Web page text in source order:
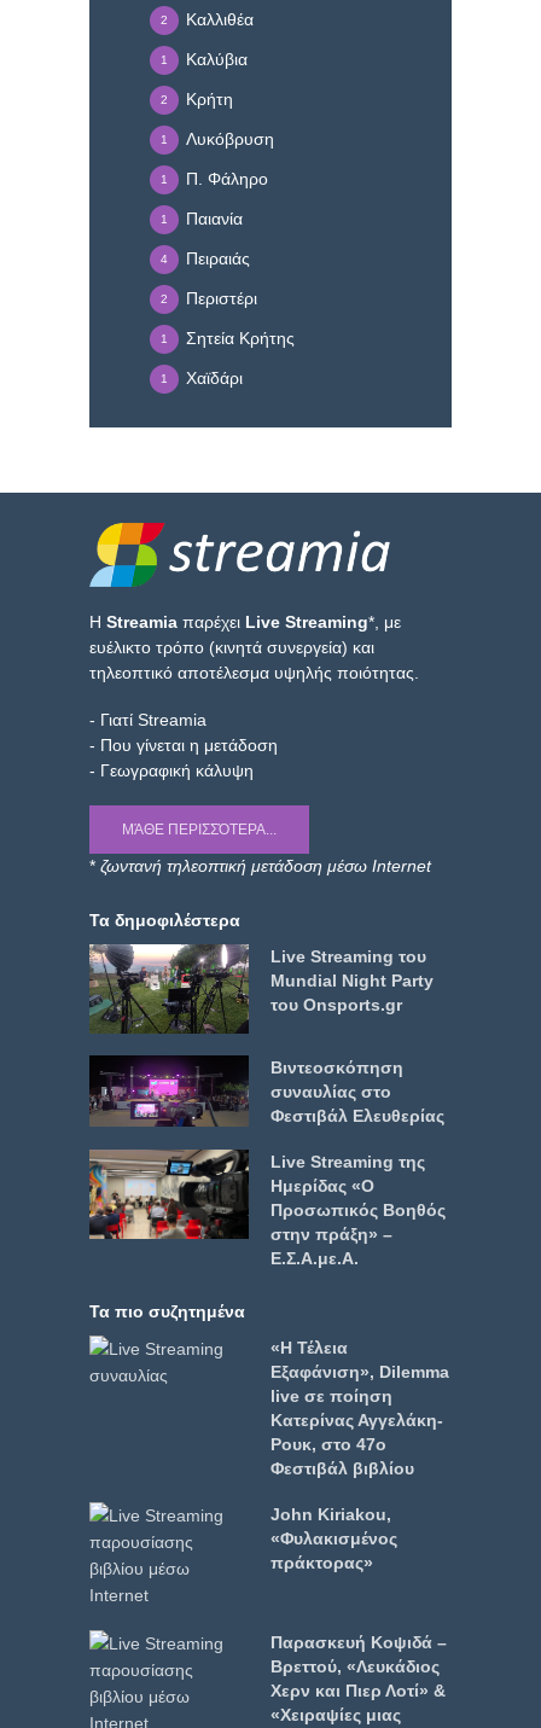
Καλλιθέα
2
Καλύβια
1
Κρήτη
2
Λυκόβρυση
1
Π. Φάληρο
1
Παιανία
1
Πειραιάς
4
Περιστέρι
2
Σητεία Κρήτης
1
Χαϊδάρι
1
Η Streamia παρέχει Live Streaming*, με
ευέλικτο τρόπο (κινητά συνεργεία) και
τηλεοπτικό αποτέλεσμα υψηλής ποιότητας.
- Γιατί Streamia
- Που γίνεται η μετάδοση
- Γεωγραφική κάλυψη
ΜΆΘΕ ΠΕΡΙΣΣΌΤΕΡΑ...
* ζωντανή τηλεοπτική μετάδοση μέσω Internet
Τα δημοφιλέστερα
Live Streaming του
Mundial Night Party
του Onsports.gr
Βιντεοσκόπηση
συναυλίας στο
Φεστιβάλ Ελευθερίας
Live Streaming της
Ημερίδας «Ο
Προσωπικός Βοηθός
στην πράξη» –
Ε.Σ.Α.με.Α.
Τα πιο συζητημένα
«Η Τέλεια
Εξαφάνιση», Dilemma
live σε ποίηση
Κατερίνας Αγγελάκη-
Ρουκ, στο 47ο
Φεστιβάλ βιβλίου
John Kiriakou,
«Φυλακισμένος
πράκτορας»
Παρασκευή Κοψιδά –
Βρεττού, «Λευκάδιος
Χερν και Πιερ Λοτί» &
«Χειραψίες μιας